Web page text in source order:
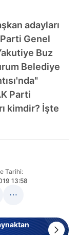
adayları
Genel
Buz
Belediye
Parti
kimdir? İşte
Tarihi:
13:58